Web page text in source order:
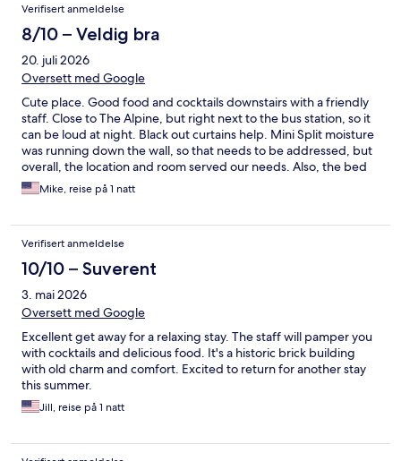
Verifisert anmeldelse
8/10 – Veldig bra
20. juli 2026
Oversett med Google
Cute place. Good food and cocktails downstairs with a friendly
staff. Close to The Alpine, but right next to the bus station, so it
can be loud at night. Black out curtains help. Mini Split moisture
was running down the wall, so that needs to be addressed, but
overall, the location and room served our needs. Also, the bed
was very comfortable. Would stay again.
Mike, reise på 1 natt
Verifisert anmeldelse
10/10 – Suverent
3. mai 2026
Oversett med Google
Excellent get away for a relaxing stay. The staff will pamper you
with cocktails and delicious food. It's a historic brick building
with old charm and comfort. Excited to return for another stay
this summer.
Jill, reise på 1 natt